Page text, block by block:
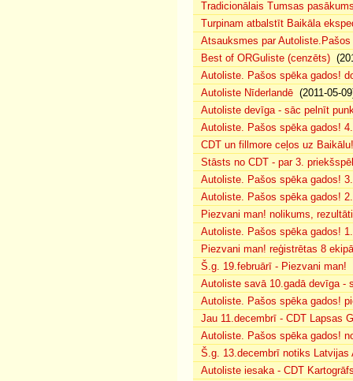
Tradicionālais Tumsas
Turpinam atbalstīt Baikāla
Atsauksmes par
Best of ORGuliste (cenzēts)
Autoliste. Pašos spēka gados!
Autoliste Nīderlandē (2011-05-
Autoliste devīga - sāc pelnīt
Autoliste. Pašos spēka gados!
CDT un fillmore ceļos uz Baikālu!
Stāsts no CDT - par 3.
Autoliste. Pašos spēka gados!
Autoliste. Pašos spēka gados!
Piezvani man! nolikums,
Autoliste. Pašos spēka gados!
Piezvani man! reģistrētas 8
Š.g. 19.februārī - Piezvani man!
Autoliste savā 10.gadā devīga -
Autoliste. Pašos spēka gados!
Jau 11.decembrī - CDT Lapsas
Autoliste. Pašos spēka gados!
Š.g. 13.decembrī notiks Latvijas
Autoliste iesaka - CDT